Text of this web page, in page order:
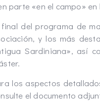
parte «en el campo»
final del programa de
y los más
Sardiniana», así
los aspectos
el documento